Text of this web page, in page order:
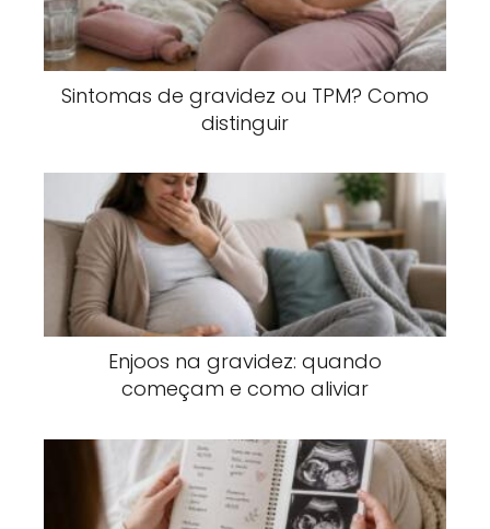
Sintomas de gravidez ou TPM? Como
distinguir
Enjoos na gravidez: quando
começam e como aliviar